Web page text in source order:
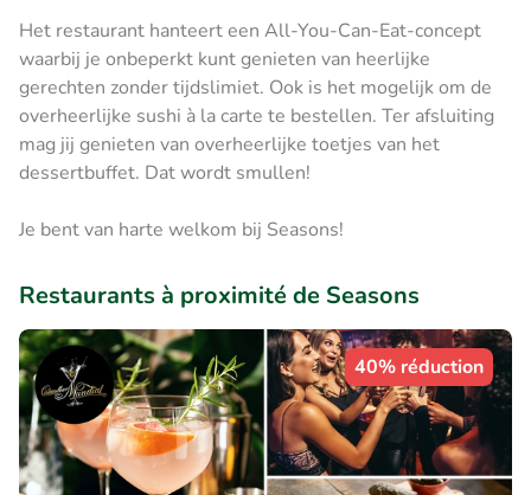
Het restaurant hanteert een All-You-Can-Eat-concept
waarbij je onbeperkt kunt genieten van heerlijke
gerechten zonder tijdslimiet. Ook is het mogelijk om de
overheerlijke sushi à la carte te bestellen. Ter afsluiting
mag jij genieten van overheerlijke toetjes van het
dessertbuffet. Dat wordt smullen!
Je bent van harte welkom bij Seasons!
Restaurants à proximité de Seasons
40% réduction